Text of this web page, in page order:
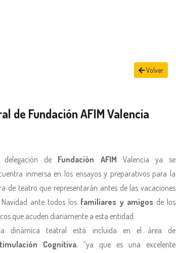
Volver
de Fundación AFIM Valencia
delegación de Fundación AFIM Valencia ya se
inmersa en los ensayos y preparativos para la
de teatro que representarán antes de las vacaciones
ante todos los familiares y amigos de los
que acuden diariamente a esta entidad.
dinámica teatral está incluida en el área de
Cognitiva, “ya que es una excelente